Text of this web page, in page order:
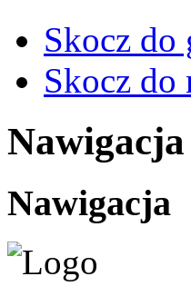
Skocz do
Skocz do
Nawigacja